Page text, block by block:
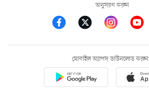
অনুসরণ করুন
মোবাইল অ্যাপস ডাউনলোড করুন